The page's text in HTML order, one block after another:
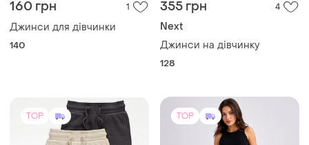
160 грн 1
Джинси для дівчинки
140
355 грн 4
Next
Джинси на дівчинку
128
TOP TOP